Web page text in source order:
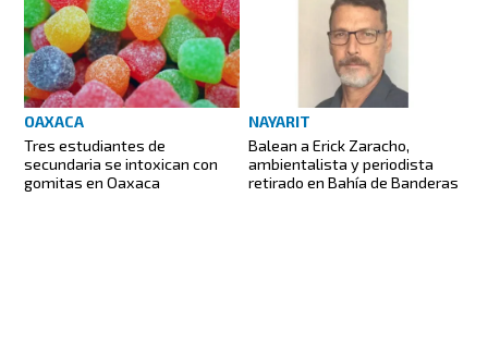
OAXACA
Tres estudiantes de
secundaria se intoxican con
gomitas en Oaxaca
NAYARIT
Balean a Erick Zaracho,
ambientalista y periodista
retirado en Bahía de Banderas